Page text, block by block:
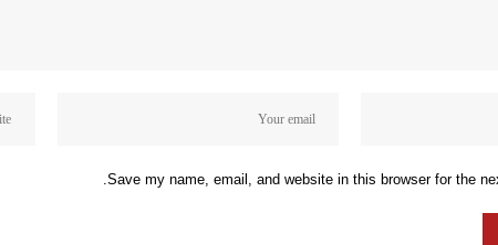
Save my name, email, and website in this browser for the